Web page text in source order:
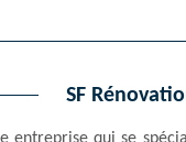
SF